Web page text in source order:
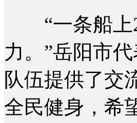
“一条船上
力。”岳阳市
队伍提供了交
全民健身，希